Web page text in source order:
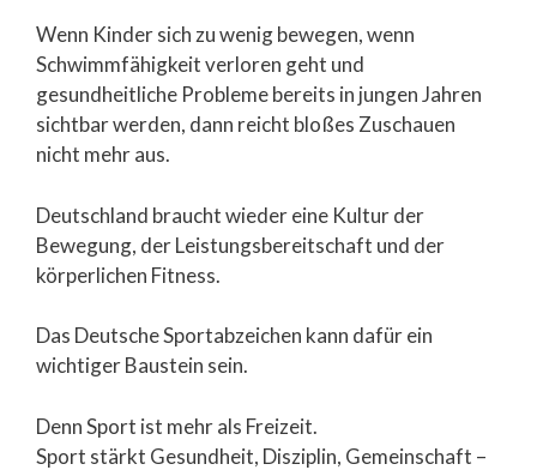
Wenn Kinder sich zu wenig bewegen, wenn
Schwimmfähigkeit verloren geht und
gesundheitliche Probleme bereits in jungen Jahren
sichtbar werden, dann reicht bloßes Zuschauen
nicht mehr aus.
Deutschland braucht wieder eine Kultur der
Bewegung, der Leistungsbereitschaft und der
körperlichen Fitness.
Das Deutsche Sportabzeichen kann dafür ein
wichtiger Baustein sein.
Denn Sport ist mehr als Freizeit.
Sport stärkt Gesundheit, Disziplin, Gemeinschaft –